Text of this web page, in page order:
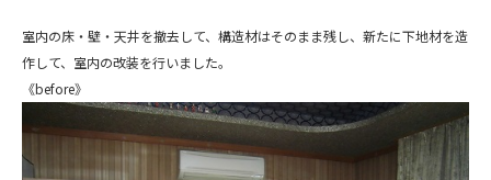
室内の床・壁・天井を撤去して、構造材はそのまま残し、新たに下地材を造
作して、室内の改装を行いました。
《before》